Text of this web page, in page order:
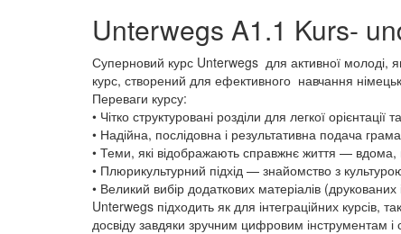
Unterwegs A1.1 Kurs-
Суперновий курс Unterwegs для активної молоді,
курс, створений для ефективного навчання
Переваги курсу:
• Чітко структуровані розділи для легкої орієнтації
• Надійна, послідовна і результативна подача
• Теми, які відображають справжнє життя — вдома,
• Плюрикультурний підхід — знайомство з
• Великий вибір додаткових матеріалів
Unterwegs підходить як для інтеграційних курсів,
досвіду завдяки зручним цифровим інструментам